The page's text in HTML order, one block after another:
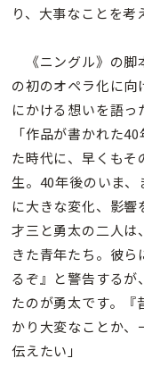
り、大事なことを考
《ニングル》の脚
の初のオペラ化に向
にかける想いを語っ
「作品が書かれた
た時代に、早くもそ
生。40年後のいま
に大きな変化、影響
才三と勇太の二人は
きた青年たち。彼
るぞ』と警告するが
たのが勇太です。『
かり大変なことか、
伝えたい」